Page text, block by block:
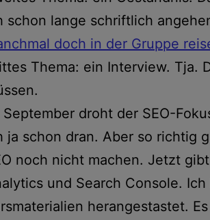
schon lange schriftlich
doch in der Gruppe
Thema: ein Interview. Tja.
September droht der SEO-
ja schon dran. Aber so richtig
noch nicht machen. Jetzt
und Search Console.
herangestastet.